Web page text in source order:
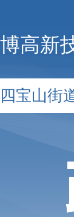
高新
宝山街